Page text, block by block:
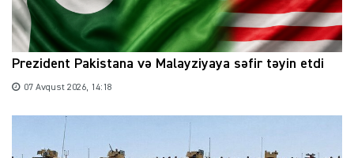
Prezident Pakistana və Malayziyaya səfir təyin etdi
07 Avqust 2026, 14:18